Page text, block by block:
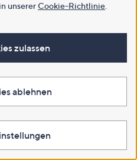
unsererCookie-Richtlinie
zulassen
ablehnen